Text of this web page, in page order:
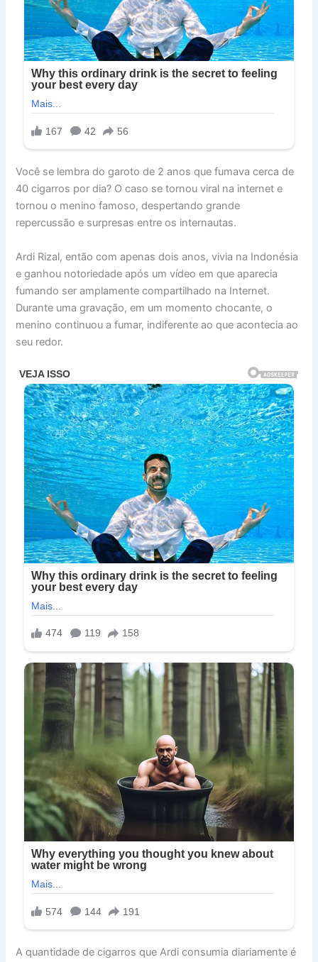
Você se lembra do garoto de 2 anos que fumava cerca de
40 cigarros por dia? O caso se tornou viral na internet e
tornou o menino famoso, despertando grande
repercussão e surpresas entre os internautas.
Ardi Rizal, então com apenas dois anos, vivia na Indonésia
e ganhou notoriedade após um vídeo em que aparecia
fumando ser amplamente compartilhado na Internet.
Durante uma gravação, em um momento chocante, o
menino continuou a fumar, indiferente ao que acontecia ao
seu redor.
A quantidade de cigarros que Ardi consumia diariamente é